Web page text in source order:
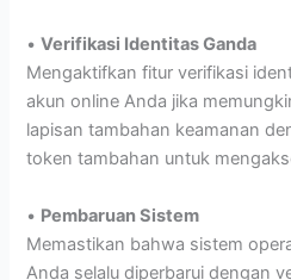
•Verifikasi Identitas Ganda
Mengaktifkan fitur verifikasi
akun online Anda jika
lapisan tambahan keamanan
token tambahan untuk
• Pembaruan Sistem
Memastikan bahwa sistem
Anda selalu diperbarui dengan